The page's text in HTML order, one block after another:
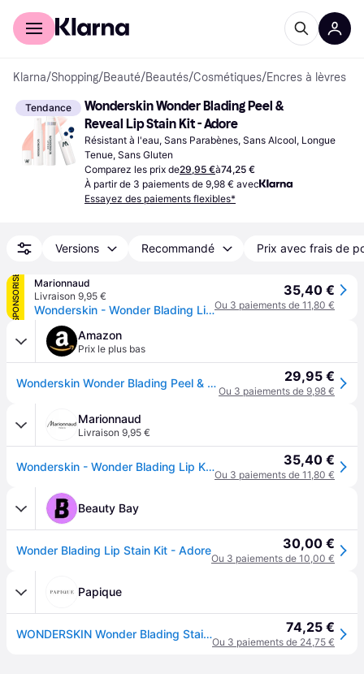
Acheter avec Klarna
Klarna/Shopping/Beauté/Beautés/Cosmétiques/Encres à lèvres
Tendance
Wonderskin Wonder Blading Peel &
Reveal Lip Stain Kit - Adore
Résistant à l'eau, Sans Parabènes, Sans Alcool, Longue
Tenue, Sans Gluten
Comparez les prix de29,95 €à74,25 €
À partir de 3 paiements de 9,98 € avec
Essayez des paiements flexibles*
Versions Recommandé Prix avec frais de
SPONSORISÉ
Marionnaud
Livraison 9,95 €
Wonderskin - Wonder Blading Lip Kit - Kit Encre À Lèvres Longue Tenue - Adore (nude Pêche)
35,40 €
Ou 3 paiements de 11,80 €
Amazon
Prix le plus bas
Wonderskin Wonder Blading Peel & Reveal Kit De Teinture Pour Les Lèvres, Teinture Pour Les Lèvres Longue Durée (Adore Kit) 29,95 €
Ou 3 paiements de 9,98 €
Marionnaud
Livraison 9,95 €
Wonderskin - Wonder Blading Lip Kit - Kit Encre À Lèvres Longue Tenue - Adore (nude Pêche) 35,40 €
Ou 3 paiements de 11,80 €
Beauty Bay
Wonder Blading Lip Stain Kit - Adore 30,00 €
Ou 3 paiements de 10,00 €
Papique
WONDERSKIN Wonder Blading Stain Adore kit de rouge à lèvres peel-off couleur 4 ml 74,25 €
Ou 3 paiements de 24,75 €